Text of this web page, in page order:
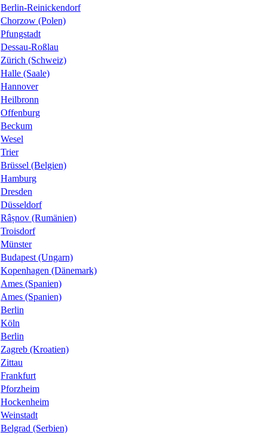
Berlin-Reinickendorf
Chorzow (Polen)
Pfungstadt
Dessau-Roßlau
Zürich (Schweiz)
Halle (Saale)
Hannover
Heilbronn
Offenburg
Beckum
Wesel
Trier
Brüssel (Belgien)
Hamburg
Dresden
Düsseldorf
Râșnov (Rumänien)
Troisdorf
Münster
Budapest (Ungarn)
Kopenhagen (Dänemark)
Ames (Spanien)
Ames (Spanien)
Berlin
Köln
Berlin
Zagreb (Kroatien)
Zittau
Frankfurt
Pforzheim
Hockenheim
Weinstadt
Belgrad (Serbien)